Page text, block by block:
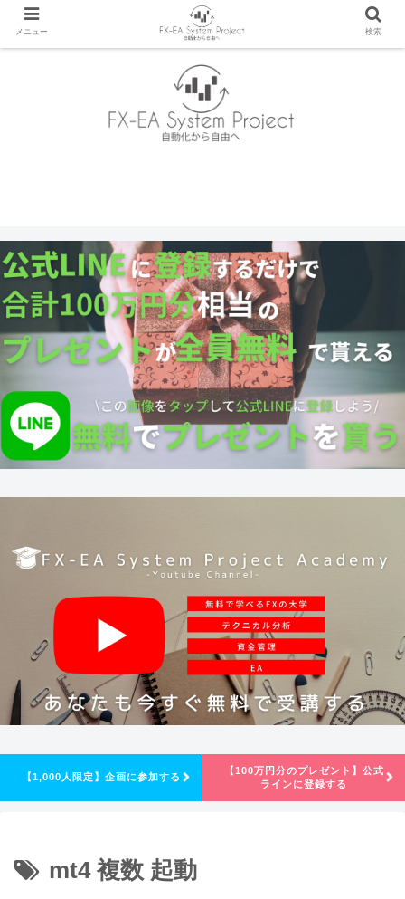
【1,000人限定】企画に参加する
【100万円分のプレゼント】公式
ラインに登録する
mt4 複数 起動
メニュー 検索